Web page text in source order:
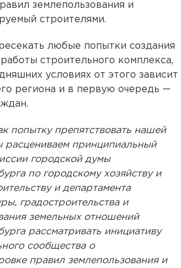
землепользования и
строителями.
любые попытки создания
строительного комплекса,
условиях от этого зависит
региона и в первую очередь —
попытку препятствовать нашей
расцениваем принципиальный
городской думы
по городскому хозяйству и
и департамента
градостроительства и
земельных отношений
рассматривать инициативу
сообщества о
правил землепользования и